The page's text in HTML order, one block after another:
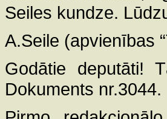
Seiles kundze.
A.Seile (apvienības
Godātie deputāti!
Dokuments nr.3044.